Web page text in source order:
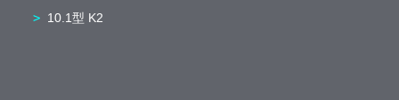
10.1型 K2